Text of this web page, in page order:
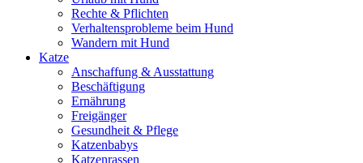
Rechte & Pflichten
Verhaltensprobleme beim Hund
Wandern mit Hund
Katze
Anschaffung & Ausstattung
Beschäftigung
Ernährung
Freigänger
Gesundheit & Pflege
Katzenbabys
Katzenrassen